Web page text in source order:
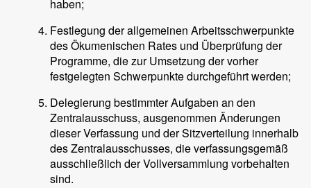
haben;
Festlegung der allgemeinen Arbeitsschwerpunkte
des Ökumenischen Rates und Überprüfung der
Programme, die zur Umsetzung der vorher
festgelegten Schwerpunkte durchgeführt werden;
Delegierung bestimmter Aufgaben an den
Zentralausschuss, ausgenommen Änderungen
dieser Verfassung und der Sitzverteilung innerhalb
des Zentralausschusses, die verfassungsgemäß
ausschließlich der Vollversammlung vorbehalten
sind.